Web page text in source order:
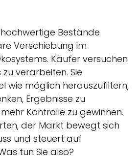
Bestände
Verschiebung im
Käufer versuchen
verarbeiten. Sie
wie möglich herauszufiltern,
Ergebnisse zu
Kontrolle zu gewinnen.
der Markt bewegt sich
und steuert auf
tun Sie also?